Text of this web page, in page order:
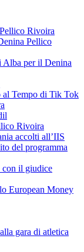
Rivoira
Pellico
Alba per il Denina
al Tempo di Tik Tok
Rivoira
accolti all’IIS
del programma
il giudice
European Money
gara di atletica